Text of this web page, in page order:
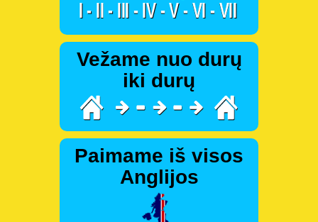
Vežame nuo durų
iki durų
Paimame iš visos
Anglijos